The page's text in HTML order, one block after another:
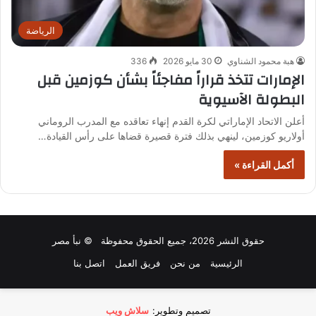
الرياضة
هبة محمود الشناوي 30 مايو 2026 336
الإمارات تتخذ قراراً مفاجئاً بشأن كوزمين قبل
البطولة الآسيوية
أعلن الاتحاد الإماراتي لكرة القدم إنهاء تعاقده مع المدرب الروماني
أولاريو كوزمين، لينهي بذلك فترة قصيرة قضاها على رأس القيادة…
أكمل القراءة »
حقوق النشر 2026، جميع الحقوق محفوظة © نبأ مصر
الرئيسية
من نحن فريق العمل اتصل بنا
تصميم وتطوير: سلاش ويب